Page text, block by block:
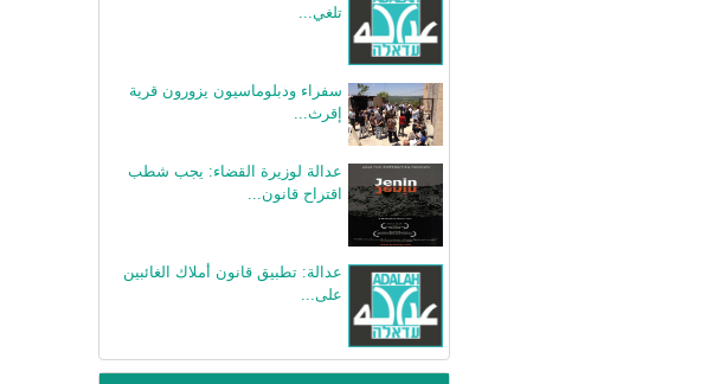
تلغي...
سفراء ودبلوماسيون يزورون قرية
إقرث...
عدالة لوزيرة القضاء: يجب شطب
اقتراح قانون...
عدالة: تطبيق قانون أملاك الغائبين
على...